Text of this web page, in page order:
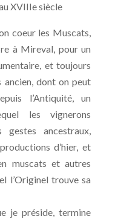
XVIIIe siècle
coeur les Muscats,
à Mireval, pour un
et toujours
dont on peut
l’Antiquité, un
les vignerons
gestes ancestraux,
d’hier, et
muscats et autres
l’Originel trouve sa
je préside, termine